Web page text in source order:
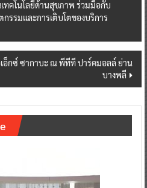
ทคโนโลยีด้านสุขภาพ ร่วมมือกับ
รรมและการเติบโตของบริการ
อ็กซ์ ซากาบะ ณ พีทีที ปาร์คมอลล์ ย่าน
บางพลี